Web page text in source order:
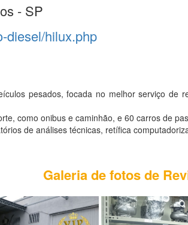
- SP
diesel/hilux.php
pesados, focada no melhor serviço de
como onibus e caminhão, e 60 carros de
de análises técnicas, retífica
Galeria de fotos de